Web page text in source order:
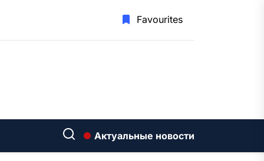
Favourites
Актуальные новости